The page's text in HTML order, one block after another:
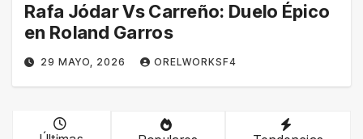
Rafa Jódar Vs Carreño: Duelo Épico
en Roland Garros
29 MAYO, 2026 ORELWORKSF4